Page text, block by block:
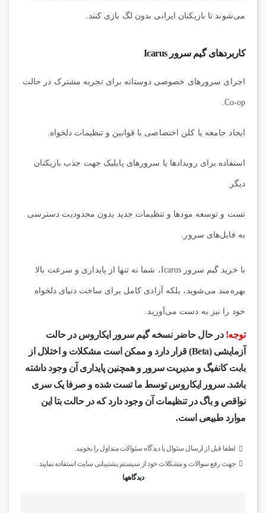
می‌شوند تا بازیکنان ایرانی بدون لگ بازی کنند.
کاربردهای گیم سرور Icarus
اجرای سرورهای خصوصی دوستانه برای تجربه مشترک در حالت
Co-op.
ایجاد جامعه یا کلن اختصاصی با قوانین و تنظیمات دلخواه.
استفاده برای رویدادها یا سرورهای پابلیک جهت جذب بازیکنان
دیگر.
تست و توسعه مودها و تنظیمات جدید بدون محدودیت دسترسی
به فایل‌های سرور.
با خرید گیم سرور Icarus، شما نه تنها از پایداری و سرعت بالا
بهره‌مند می‌شوید، بلکه آزادی کامل برای ساخت دنیای دلخواه
خود را نیز به دست می‌آورید.
توجه!در حال حاضر نسخه گیم سرور ایکاروس در حالت
آزمایشی (Beta) قرار دارد و ممکن است مشکلات و اختلال از
بابت کانفیگ و مدیریت سرور و همچنین پایداری آن وجود داشته
باشد. سرور ایکاروس توسط ما تست شده و صرفا یک سری
نواقص و باگ در تنظیمات آن وجود دارد که در حالت بتا این
موارد طبیعی است.
لطفا قبل از ارسال سئوال یا دیدگاه سئوالات متداول را بخونید.
جهت رفع سوالات و مشکلات خود از سیستم پشتیبانی سایت استفاده نمایید .
دیدگاهها